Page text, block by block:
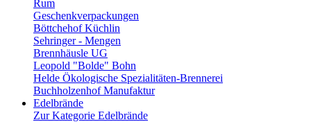
Rum
Geschenkverpackungen
Böttchehof Küchlin
Sehringer - Mengen
Brennhäusle UG
Leopold "Bolde" Bohn
Helde Ökologische Spezialitäten-Brennerei
Buchholzenhof Manufaktur
Edelbrände
Zur Kategorie Edelbrände